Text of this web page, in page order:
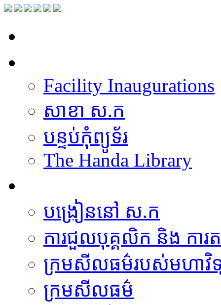
Facility Inaugurations
សាខា ស.ក
បន្ទប់កុំព្យូទ័រ
The Handa Library
បង្រៀននៅ ស.ក
ការជួលបុគ្គលិក និង ការត
ក្រមសីលធម៌របស់មហាវិ
ក្រមសីលធម៌